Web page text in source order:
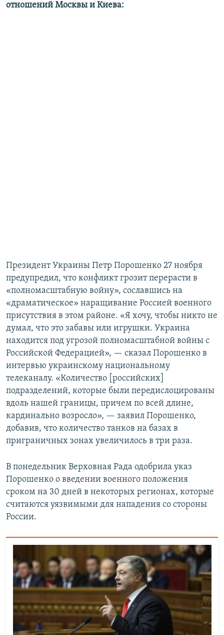
отношений Москвы и Киева:
Президент Украины Петр Порошенко 27 ноября
предупредил, что конфликт грозит перерасти в
«полномасштабную войну», сославшись на
«драматическое» наращивание Россией военного
присутствия в этом районе. «Я хочу, чтобы никто не
думал, что это забавы или игрушки. Украина
находится под угрозой полномасштабной войны с
Российской Федерацией», — сказал Порошенко в
интервью украинскому национальному
телеканалу. «Количество [российских]
подразделений, которые были передислоцированы
вдоль нашей границы, причем по всей длине,
кардинально возросло», — заявил Порошенко,
добавив, что количество танков на базах в
приграничных зонах увеличилось в три раза.
В понедельник Верховная Рада одобрила указ
Порошенко о введении военного положения
сроком на 30 дней в некоторых регионах, которые
считаются уязвимыми для нападения со стороны
России.